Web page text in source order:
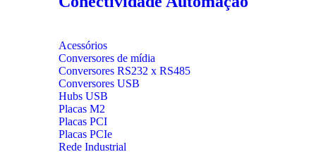
Acessórios
Conversores de mídia
Conversores RS232 x RS485
Conversores USB
Hubs USB
Placas M2
Placas PCI
Placas PCIe
Rede Industrial